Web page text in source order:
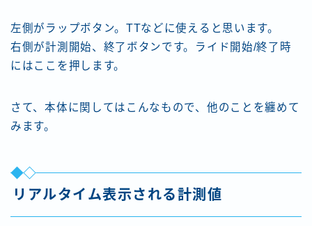
左側がラップボタン。TTなどに使えると思います。
右側が計測開始、終了ボタンです。ライド開始/終了時
にはここを押します。
さて、本体に関してはこんなもので、他のことを纏めて
みます。
リアルタイム表示される計測値